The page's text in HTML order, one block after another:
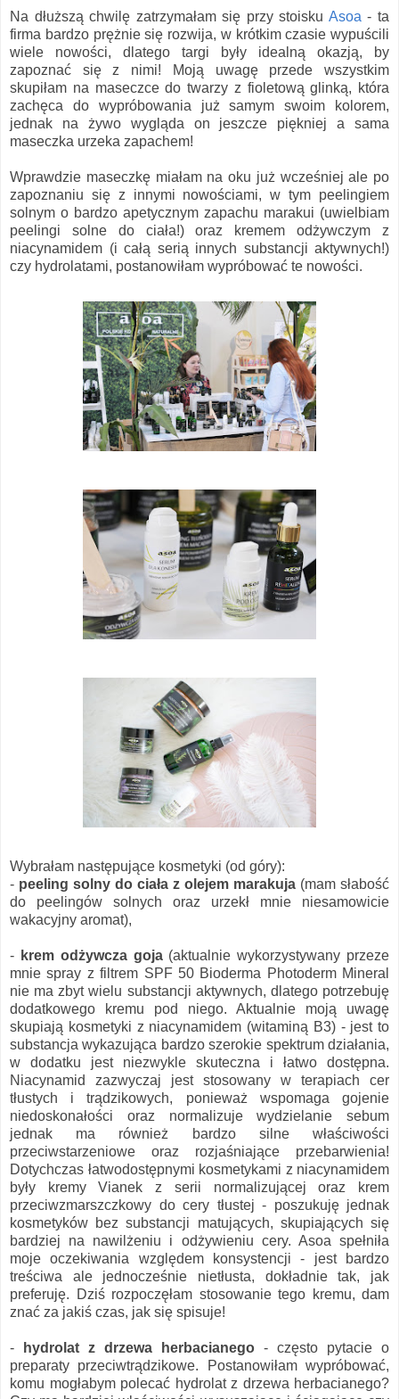
Na dłuższą chwilę zatrzymałam się przy stoisku Asoa - ta
firma bardzo prężnie się rozwija, w krótkim czasie wypuścili
wiele nowości, dlatego targi były idealną okazją, by
zapoznać się z nimi! Moją uwagę przede wszystkim
skupiłam na maseczce do twarzy z fioletową glinką, która
zachęca do wypróbowania już samym swoim kolorem,
jednak na żywo wygląda on jeszcze piękniej a sama
maseczka urzeka zapachem!
Wprawdzie maseczkę miałam na oku już wcześniej ale po
zapoznaniu się z innymi nowościami, w tym peelingiem
solnym o bardzo apetycznym zapachu marakui (uwielbiam
peelingi solne do ciała!) oraz kremem odżywczym z
niacynamidem (i całą serią innych substancji aktywnych!)
czy hydrolatami, postanowiłam wypróbować te nowości.
Wybrałam następujące kosmetyki (od góry):
- peeling solny do ciała z olejem marakuja (mam słabość
do peelingów solnych oraz urzekł mnie niesamowicie
wakacyjny aromat),
- krem odżywcza goja (aktualnie wykorzystywany przeze
mnie spray z filtrem SPF 50 Bioderma Photoderm Mineral
nie ma zbyt wielu substancji aktywnych, dlatego potrzebuję
dodatkowego kremu pod niego. Aktualnie moją uwagę
skupiają kosmetyki z niacynamidem (witaminą B3) - jest to
substancja wykazująca bardzo szerokie spektrum działania,
w dodatku jest niezwykle skuteczna i łatwo dostępna.
Niacynamid zazwyczaj jest stosowany w terapiach cer
tłustych i trądzikowych, ponieważ wspomaga gojenie
niedoskonałości oraz normalizuje wydzielanie sebum
jednak ma również bardzo silne właściwości
przeciwstarzeniowe oraz rozjaśniające przebarwienia!
Dotychczas łatwodostępnymi kosmetykami z niacynamidem
były kremy Vianek z serii normalizującej oraz krem
przeciwzmarszczkowy do cery tłustej - poszukuję jednak
kosmetyków bez substancji matujących, skupiających się
bardziej na nawilżeniu i odżywieniu cery. Asoa spełniła
moje oczekiwania względem konsystencji - jest bardzo
treściwa ale jednocześnie nietłusta, dokładnie tak, jak
preferuję. Dziś rozpoczęłam stosowanie tego kremu, dam
znać za jakiś czas, jak się spisuje!
- hydrolat z drzewa herbacianego - często pytacie o
preparaty przeciwtrądzikowe. Postanowiłam wypróbować,
komu mogłabym polecać hydrolat z drzewa herbacianego?